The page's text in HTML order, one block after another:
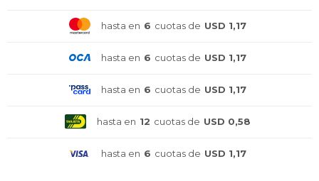
hasta en 6 cuotas de USD 1,17
hasta en 6 cuotas de USD 1,17
hasta en 6 cuotas de USD 1,17
hasta en 12 cuotas de USD 0,58
hasta en 6 cuotas de USD 1,17